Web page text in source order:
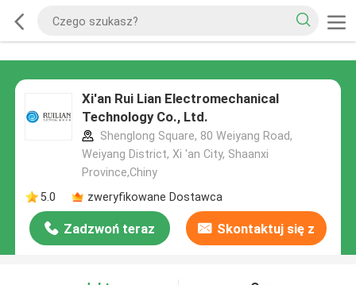
Xi'an Rui Lian Electromechanical
Technology Co., Ltd.
Shenglong Square, 80 Weiyang Road,
Weiyang District, Xi 'an City, Shaanxi
Province,Chiny
5.0
zweryfikowane Dostawca
Zadzwoń teraz Skontaktuj się z